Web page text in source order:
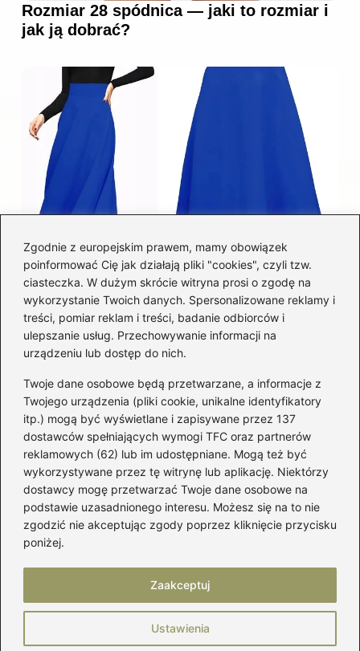
Zgodnie z europejskim prawem, mamy obowiązek
poinformować Cię jak działają pliki "cookies", czyli tzw.
ciasteczka. W dużym skrócie witryna prosi o zgodę na
wykorzystanie Twoich danych. Spersonalizowane reklamy i
treści, pomiar reklam i treści, badanie odbiorców i
ulepszanie usług. Przechowywanie informacji na
urządzeniu lub dostęp do nich.
Twoje dane osobowe będą przetwarzane, a informacje z
Twojego urządzenia (pliki cookie, unikalne identyfikatory
itp.) mogą być wyświetlane i zapisywane przez 137
dostawców spełniających wymogi TFC oraz partnerów
reklamowych (62) lub im udostępniane. Mogą też być
wykorzystywane przez tę witrynę lub aplikację. Niektórzy
dostawcy mogę przetwarzać Twoje dane osobowe na
podstawie uzasadnionego interesu. Możesz się na to nie
zgodzić nie akceptując zgody poprzez kliknięcie przycisku
poniżej.
Ustawienia
Zaakceptuj
Rozmiar 28 spódnica — jaki to rozmiar i
jak ją dobrać?
Łatwy sposób jak skrócić spódnicę z
półkoła w domu
Kategorie
Akcesoria(29)
Buty(221)
Dodatki(59)
Dziecko(100)
Kobieta(39)
Moda(109)
Styl(2)
Prywatność
Zasady użytkowania